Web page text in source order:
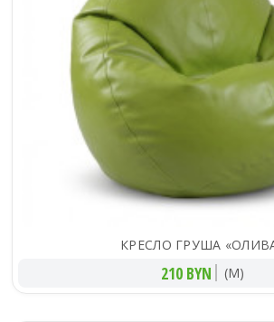
КРЕСЛО ГРУША
210 BYN (M)